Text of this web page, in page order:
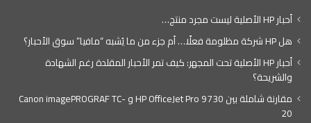
أحبار HP الأصلية ليست مجرد منتج…
هل HP شركة مظلومة فعلًا… أم جزء من ما يُشبه “مافيا” سوق الأحبار؟
أحبار HP الأصلية تحت المجهر: كيف تمر الأحبار المقلدة رغم الشهادة
والشريحة؟
مقارنة شاملة بين HP OfficeJet Pro 9730 و Canon imagePROGRAF TC-
20